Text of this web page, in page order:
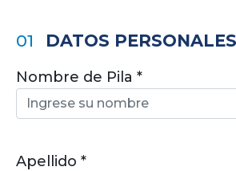
01 DATOS PERSONALES
Nombre de Pila
Apellido